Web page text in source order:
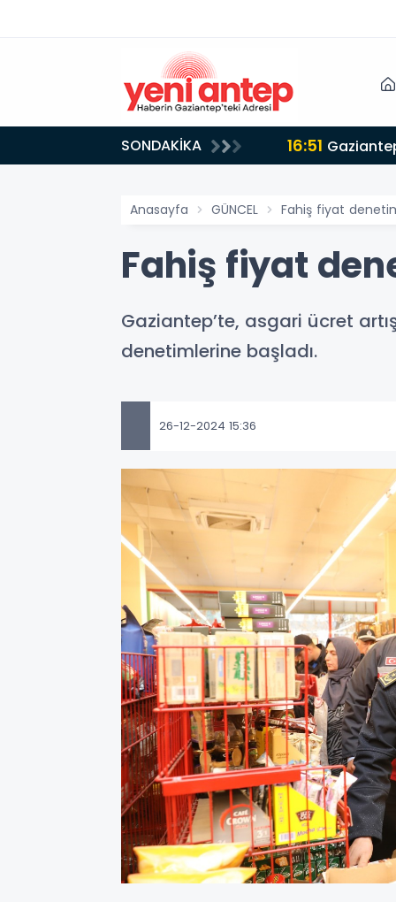
SONDAKİKA 16:51
Anasayfa GÜNCEL Fahiş fiyat
Fahiş fiyat
Gaziantep’te, asgari ücret
denetimlerine başladı.
26-12-2024 15:36